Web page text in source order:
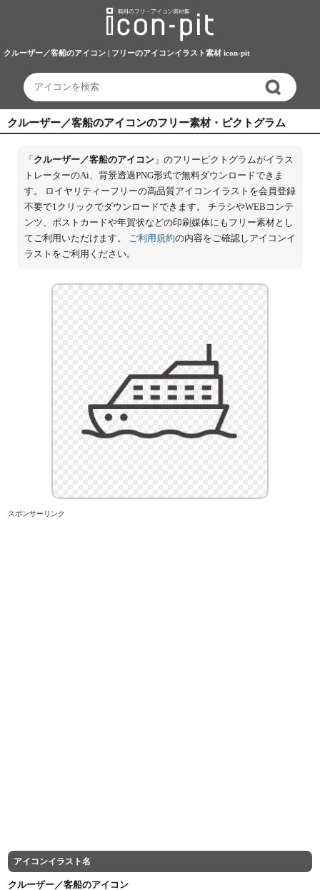
クルーザー／客船のアイコン | フリーのアイコンイラスト素材 icon-pit
クルーザー／客船のアイコンのフリー素材・ピクトグラム
「 クルーザー／客船のアイコン」のフリーピクトグラムがイラス
トレーターのAi、背景透過PNG形式で無料ダウンロードできま
す。 ロイヤリティーフリーの高品質アイコンイラストを会員登録
不要で1クリックでダウンロードできます。 チラシやWEBコンテ
ンツ、ポストカードや年賀状などの印刷媒体にもフリー素材とし
てご利用いただけます。 ご利用規約の内容をご確認しアイコンイ
ラストをご利用ください。
スポンサーリンク
アイコンイラスト名
クルーザー／客船のアイコン